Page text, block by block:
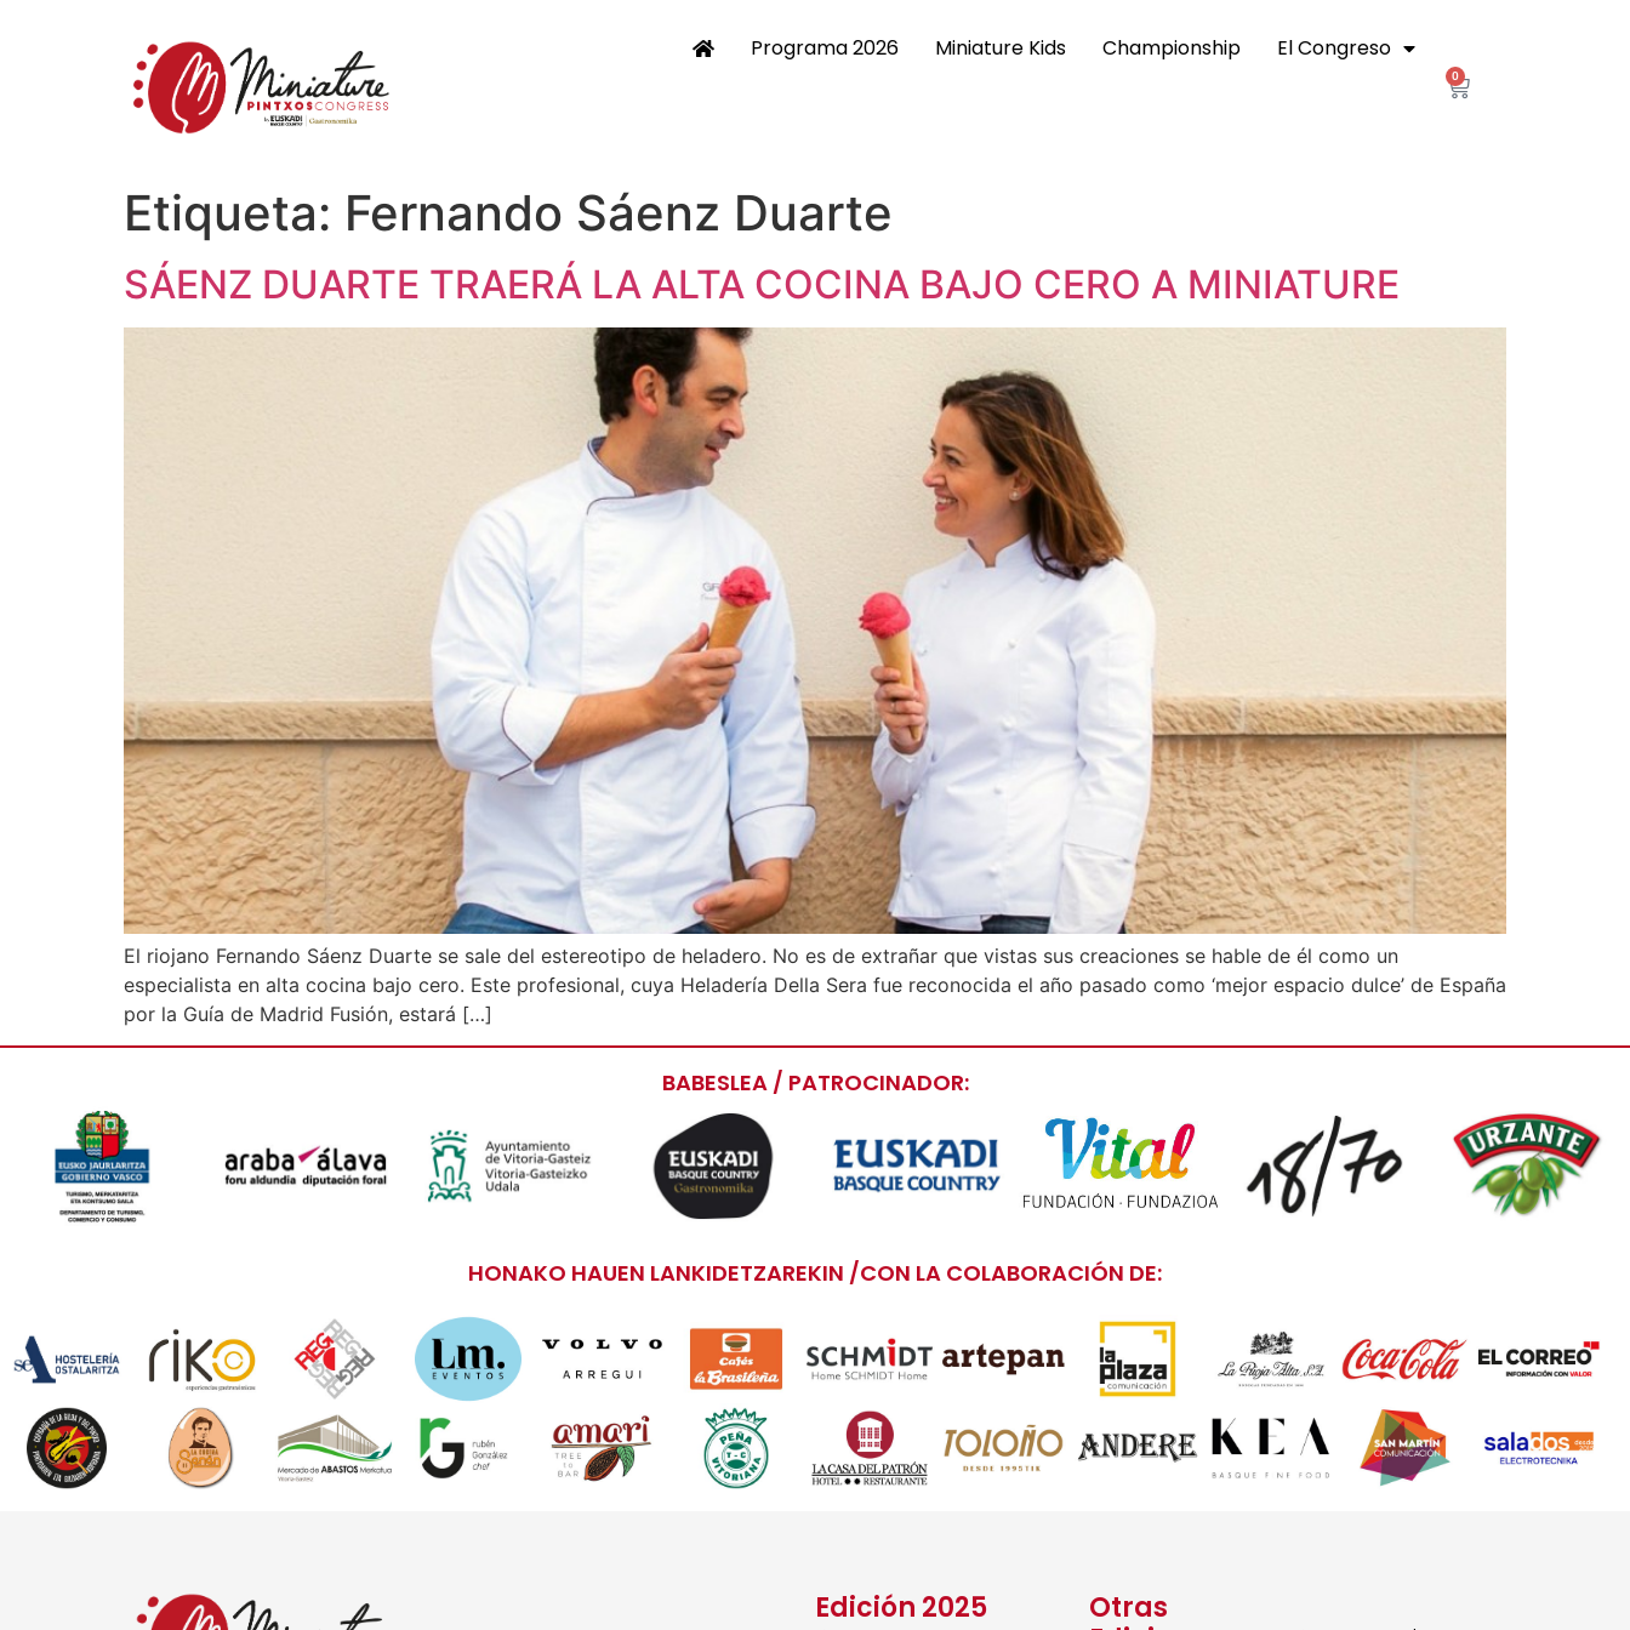
Programa 2026 Miniature Kids Championship El Congreso
0
Etiqueta: Fernando Sáenz Duarte
SÁENZ DUARTE TRAERÁ LA ALTA COCINA BAJO CERO A MINIATURE
El riojano Fernando Sáenz Duarte se sale del estereotipo de heladero. No es de extrañar que vistas sus creaciones se hable de él como un
especialista en alta cocina bajo cero. Este profesional, cuya Heladería Della Sera fue reconocida el año pasado como ‘mejor espacio dulce’ de España
por la Guía de Madrid Fusión, estará […]
BABESLEA / PATROCINADOR:
HONAKO HAUEN LANKIDETZAREKIN /CON LA COLABORACIÓN DE:
Edición 2025
Otras